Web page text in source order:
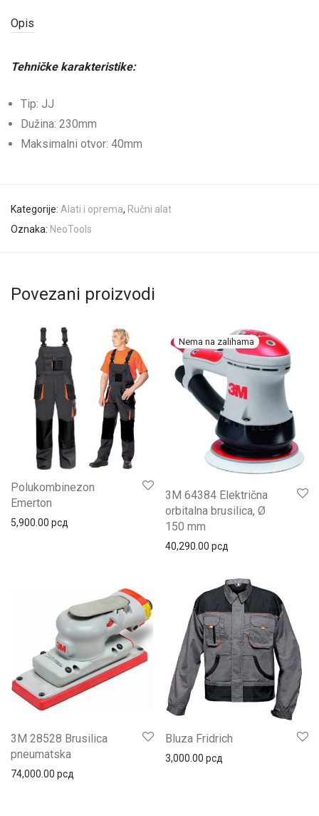
Opis
Tehničke karakteristike:
Tip: JJ
Dužina: 230mm
Maksimalni otvor: 40mm
Kategorije: Alati i oprema, Ručni alat
Oznaka: NeoTools
Povezani proizvodi
Polukombinezon
Emerton
5,900.00 рсд
3M 64384 Električna
orbitalna brusilica, Ø
150 mm
40,290.00 рсд
3M 28528 Brusilica
pneumatska
74,000.00 рсд
Bluza Fridrich
3,000.00 рсд